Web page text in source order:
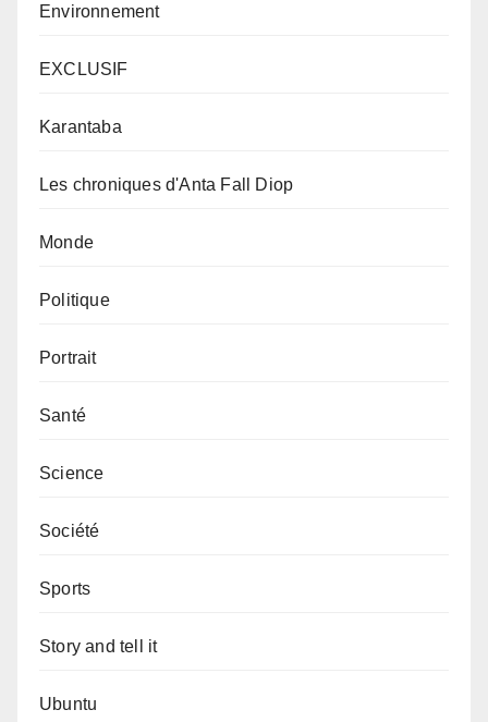
Environnement
EXCLUSIF
Karantaba
Les chroniques d'Anta Fall Diop
Monde
Politique
Portrait
Santé
Science
Société
Sports
Story and tell it
Ubuntu